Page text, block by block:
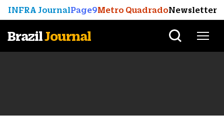
INFRA JournalPage9Metro QuadradoNewsletter
BrazilJournal